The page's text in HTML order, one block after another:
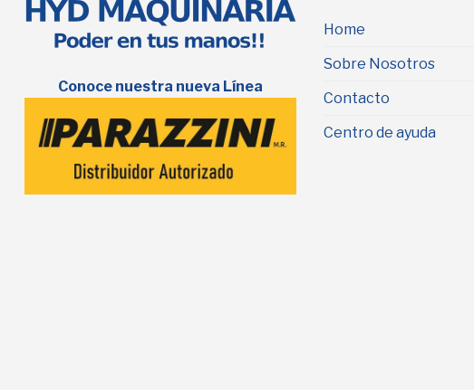
Conoce nuestra nueva Línea
Home
Sobre Nosotros
Contacto
Centro de ayuda